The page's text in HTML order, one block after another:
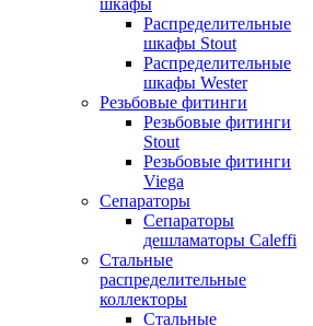
шкафы
Распределительные
шкафы Stout
Распределительные
шкафы Wester
Резьбовые фитинги
Резьбовые фитинги
Stout
Резьбовые фитинги
Viega
Сепараторы
Сепараторы
дешламаторы Caleffi
Стальные
распределительные
коллекторы
Стальные